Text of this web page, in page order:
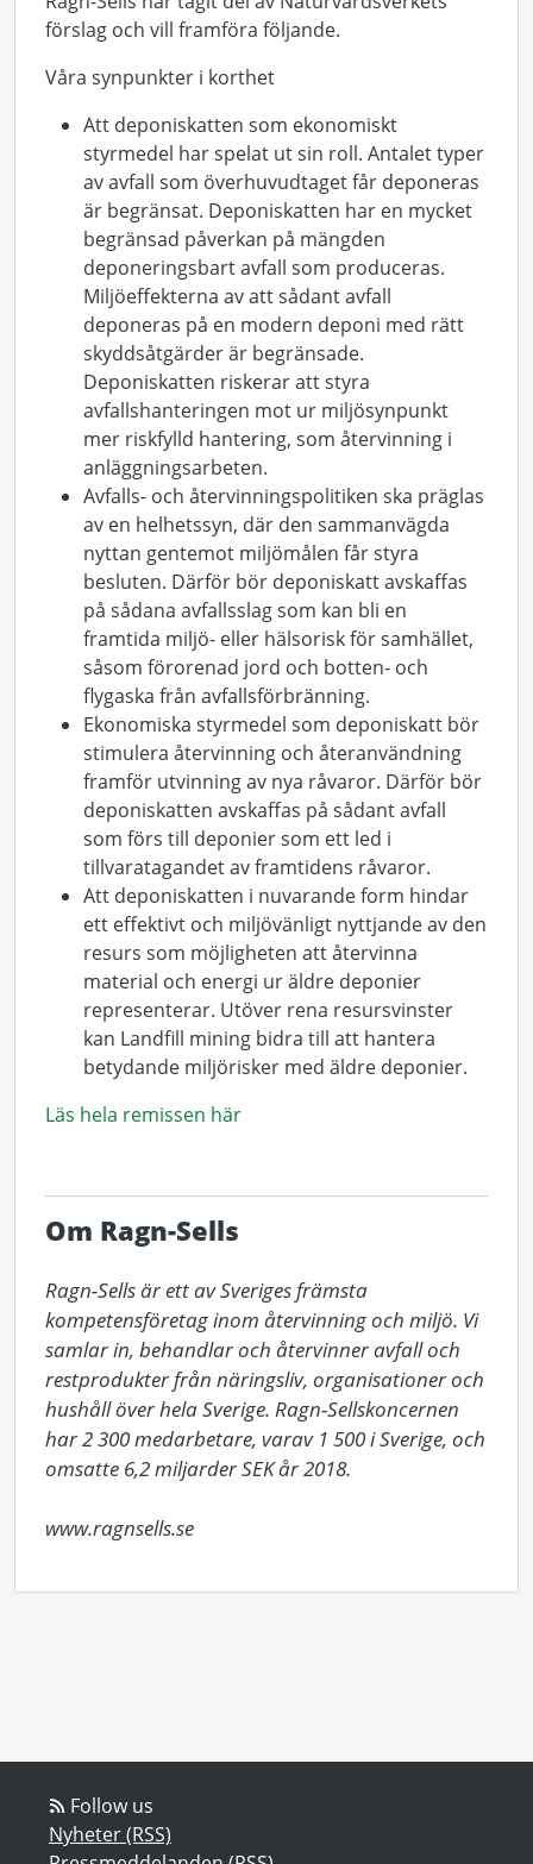
förslag och vill framföra följande.
Våra synpunkter i korthet
Att deponiskatten som ekonomiskt
styrmedel har spelat ut sin roll. Antalet typer
av avfall som överhuvudtaget får deponeras
är begränsat. Deponiskatten har en mycket
begränsad påverkan på mängden
deponeringsbart avfall som produceras.
Miljöeffekterna av att sådant avfall
deponeras på en modern deponi med rätt
skyddsåtgärder är begränsade.
Deponiskatten riskerar att styra
avfallshanteringen mot ur miljösynpunkt
mer riskfylld hantering, som återvinning i
anläggningsarbeten.
Avfalls- och återvinningspolitiken ska präglas
av en helhetssyn, där den sammanvägda
nyttan gentemot miljömålen får styra
besluten. Därför bör deponiskatt avskaffas
på sådana avfallsslag som kan bli en
framtida miljö- eller hälsorisk för samhället,
såsom förorenad jord och botten- och
flygaska från avfallsförbränning.
Ekonomiska styrmedel som deponiskatt bör
stimulera återvinning och återanvändning
framför utvinning av nya råvaror. Därför bör
deponiskatten avskaffas på sådant avfall
som förs till deponier som ett led i
tillvaratagandet av framtidens råvaror.
Att deponiskatten i nuvarande form hindar
ett effektivt och miljövänligt nyttjande av den
resurs som möjligheten att återvinna
material och energi ur äldre deponier
representerar. Utöver rena resursvinster
kan Landfill mining bidra till att hantera
betydande miljörisker med äldre deponier.
Läs hela remissen här
Om Ragn-Sells
Ragn-Sells är ett av Sveriges främsta
kompetensföretag inom återvinning och miljö. Vi
samlar in, behandlar och återvinner avfall och
restprodukter från näringsliv, organisationer och
hushåll över hela Sverige. Ragn-Sellskoncernen
har 2 300 medarbetare, varav 1 500 i Sverige, och
omsatte 6,2 miljarder SEK år 2018.
www.ragnsells.se
Follow us
Nyheter (RSS)